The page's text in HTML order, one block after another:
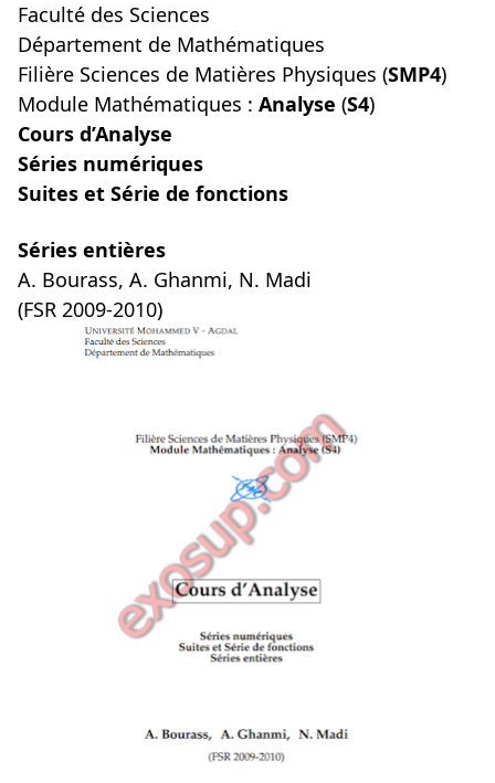
Faculté des Sciences
Département de Mathématiques
Filière Sciences de Matières Physiques (SMP4)
Module Mathématiques : Analyse (S4)
Cours d’Analyse
Séries numériques
Suites et Série de fonctions
Séries entières
A. Bourass, A. Ghanmi, N. Madi
(FSR 2009-2010)